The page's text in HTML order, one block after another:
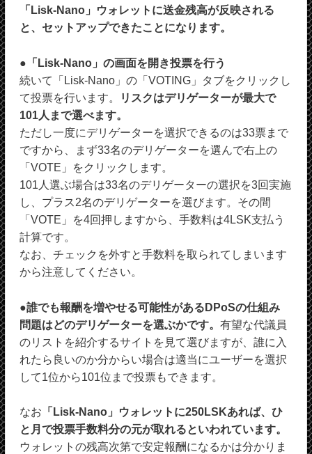
「Lisk-Nano」ウォレットに送金残高が反映される
と、セットアップできたことになります。
●「Lisk-Nano」の画面を開き投票を行う
続いて「Lisk-Nano」の「VOTING」タブをクリックし
て投票を行います。
リスクはデリゲーターが最大で
101人まで選べます。
ただし一度にデリゲーターを選択できるのは33票まで
ですから、まず33名のデリゲーターを選んで右上の
「VOTE」をクリックします。
101人選ぶ場合は33名のデリゲーターの選択を3回実施
し、プラス2名のデリゲーターを選びます。その間
「VOTE」を4回押しますから、手数料は4LSK支払う
計算です。
なお、チェックを外すと手数料を取られてしまいます
から注意してください。
●誰でも報酬を増やせる可能性があるDPoSの仕組み
問題はどのデリゲーターを選ぶかです。 有望な代議員
のリストを紹介するサイトを見て選びますが、誰に入
れたら良いのか分からい場合は適当にユーザーを選択
して1位から101位まで投票もできます。
なお 「Lisk-Nano」ウォレットに250LSKあれば、ひ
と月で投票手数料分の元が取れるといわれています。
ウォレットの残高次第で安定報酬になるかは分かりま